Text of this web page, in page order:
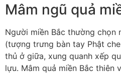
Mâm ngũ quả
Người miền Bắc thường chọn
(tượng trưng bàn tay Phật
thủ ở giữa, xung quanh xếp
lựu. Mâm quả miền Bắc thiên